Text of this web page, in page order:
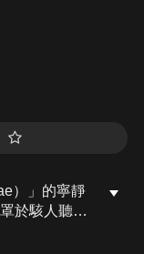
）」的寧靜
於駭人聽聞